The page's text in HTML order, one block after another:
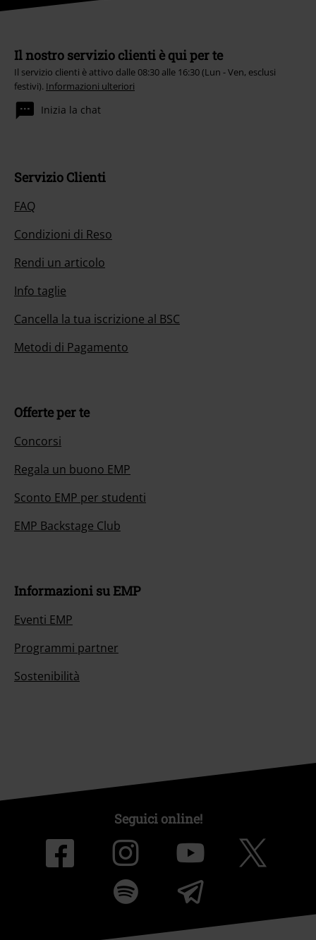
Il nostro servizio clienti è qui per te
Il servizio clienti è attivo dalle 08:30 alle 16:30 (Lun - Ven, esclusi
festivi). Informazioni ulteriori
Inizia la chat
Servizio Clienti
FAQ
Condizioni di Reso
Rendi un articolo
Info taglie
Cancella la tua iscrizione al BSC
Metodi di Pagamento
Offerte per te
Concorsi
Regala un buono EMP
Sconto EMP per studenti
EMP Backstage Club
Informazioni su EMP
Eventi EMP
Programmi partner
Sostenibilità
Seguici online!